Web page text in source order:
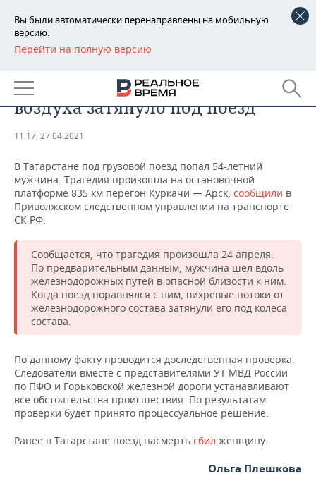
Вы были автоматически перенаправлены на мобильную
версию.
Перейти на полную версию
РЕГИОНЫ
БАШКОРТОСТАН
ТАТАРСТАН
НОВОСТИ
АНАЛИТИКА
ДЕКЛАРАЦИИ О ДОХОДАХ
КОРОЛИ ГОСЗАКАЗА ПФО
ВУЗЫ ТАТАРСТАНА
КОМУ ПРИНАДЛЕЖАТ
ТОРГОВЫЕ ЦЕНТРЫ
ТАТАРСТАНА
НОВОСТИ ЭКОНОМИКИ
ФИНАНСЫ
БАНКИ
БЮДЖЕТ
ИНВЕСТИЦИИ
ПРОМЫШЛЕННОСТЬ
НОВОСТИ
ПРОМЫШЛЕННОСТИ
АГРОПРОМ
МАШИНОСТРОЕНИЕ
НЕФТЕХИМИЯ
НЕФТЬ
ОПК
ЭНЕРГЕТИКА
НЕДВИЖИМОСТЬ
НОВОСТИ НЕДВИЖИМОСТИ
АВТО
НОВОСТИ АВТО
БИЗНЕС
НОВОСТИ БИЗНЕСА
ТРАНСПОРТ
УСЛУГИ
ТЕХНОЛОГИИ
IT
МЕДИА
ТЕЛЕКОММУНИКАЦИИ
НОВОСТИ МЕРОПРИЯТИЙ
ВЫЕЗДНАЯ РЕДАКЦИЯ
БИЗНЕС-БРАНЧИ
СПОРТ
НОВОСТИ СПОРТА
ФУТБОЛ
ОБЩЕСТВО
НОВОСТИ ОБЩЕСТВА
ФОТОГАЛЕРЕЯ
В Татарстане мужчину потоком
воздуха затянуло под поезд
11:17, 27.04.2021
В Татарстане под грузовой поезд попал 54-летний
мужчина. Трагедия произошла на остановочной
платформе 835 км перегон Куркачи — Арск, сообщили в
Приволжском следственном управлении на ­транспорте
СК РФ.
Сообщается, что трагедия произошла 24 апреля.
По предварительным данным, мужчина шел вдоль
железнодорожных путей в опасной близости к ним.
Когда поезд поравнялся с ним, вихревые потоки от
железнодорожного состава затянули его под колеса
состава.
По данному факту проводится доследственная проверка.
Следователи вместе с представителями УТ МВД России
по ПФО и Горьковской железной дороги устанавливают
все обстоятельства происшествия. По результатам
проверки будет принято пр­оцессуальное решение.
Ранее в Татарстане поезд насмерть сбил женщину.
Ольга Плешкова